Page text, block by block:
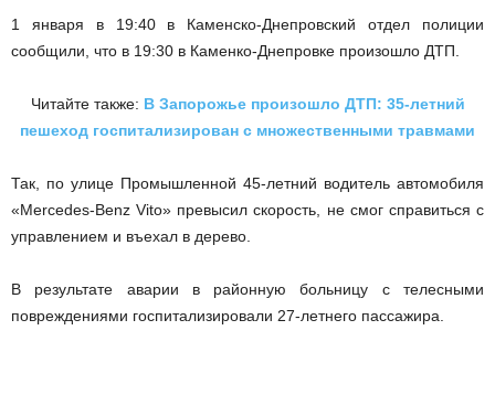
1 января в 19:40 в Каменско-Днепровский отдел полиции
сообщили, что в 19:30 в Каменко-Днепровке произошло ДТП.
Читайте также: В Запорожье произошло ДТП: 35-летний
пешеход госпитализирован с множественными травмами
Так, по улице Промышленной 45-летний водитель автомобиля
«Mercedes-Benz Vito» превысил скорость, не смог справиться с
управлением и въехал в дерево.
В результате аварии в районную больницу с телесными
повреждениями госпитализировали 27-летнего пассажира.